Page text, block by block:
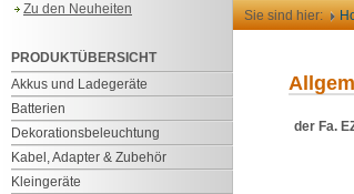
Zu den Neuheiten
PRODUKTÜBERSICHT
Akkus und Ladegeräte
Batterien
Dekorationsbeleuchtung
Kabel, Adapter & Zubehör
Kleingeräte
Sie sind hier:
der Fa.